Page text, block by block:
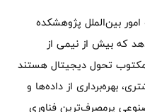
بین‌الملل پژوهشکده
که بیش از نیمی از
مکتوب تحول دیجیتال هستند
بهره‌برداری از داده‌ها و
پرمصرف‌ترین فناوری